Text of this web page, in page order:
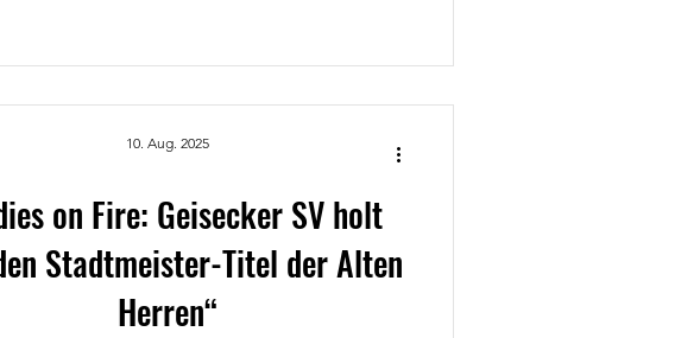
Projekt mit der Stadt bringt das Thema
klassischer Bau, aber solide und effizient. Lan
on Fire: Geisecker SV holt
Stadtmeister-Titel der Alten
Herren“
10. Aug. 2025